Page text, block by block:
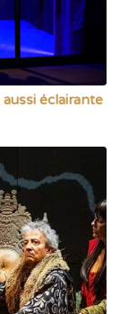
éclairante